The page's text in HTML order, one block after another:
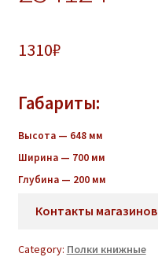
1310₽
Габариты:
Высота — 648 мм
Ширина — 700 мм
Глубина — 200 мм
Контакты магазинов
Category: Полки книжные